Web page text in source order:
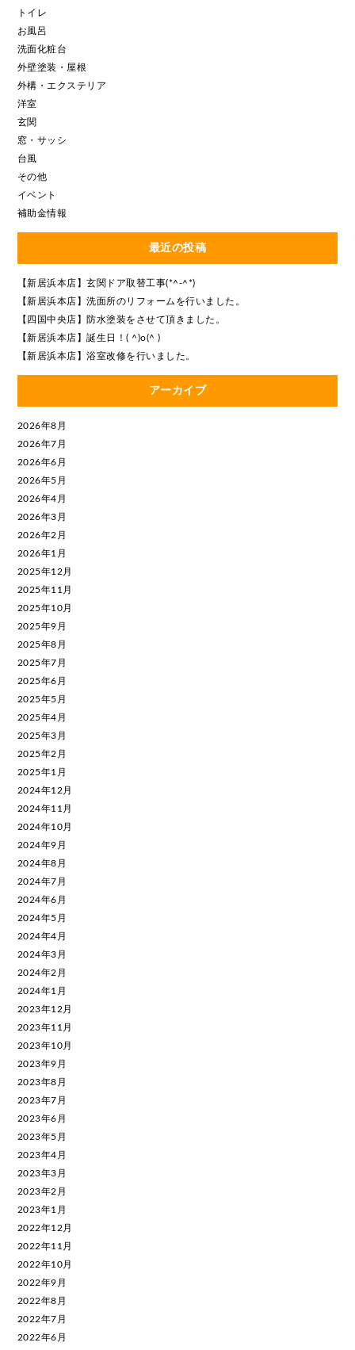
トイレ
お風呂
洗面化粧台
外壁塗装・屋根
外構・エクステリア
洋室
玄関
窓・サッシ
台風
その他
イベント
補助金情報
最近の投稿
【新居浜本店】玄関ドア取替工事(*^-^*)
【新居浜本店】洗面所のリフォームを行いました。
【四国中央店】防水塗装をさせて頂きました。
【新居浜本店】誕生日！( ^)o(^ )
【新居浜本店】浴室改修を行いました。
アーカイブ
2026年8月
2026年7月
2026年6月
2026年5月
2026年4月
2026年3月
2026年2月
2026年1月
2025年12月
2025年11月
2025年10月
2025年9月
2025年8月
2025年7月
2025年6月
2025年5月
2025年4月
2025年3月
2025年2月
2025年1月
2024年12月
2024年11月
2024年10月
2024年9月
2024年8月
2024年7月
2024年6月
2024年5月
2024年4月
2024年3月
2024年2月
2024年1月
2023年12月
2023年11月
2023年10月
2023年9月
2023年8月
2023年7月
2023年6月
2023年5月
2023年4月
2023年3月
2023年2月
2023年1月
2022年12月
2022年11月
2022年10月
2022年9月
2022年8月
2022年7月
2022年6月